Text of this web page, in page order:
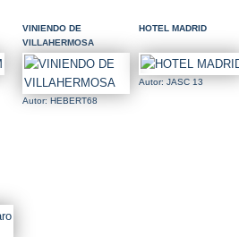
VINIENDO DE
VILLAHERMOSA
Autor: HEBERT68
HOTEL MADRID
Autor: JASC 13